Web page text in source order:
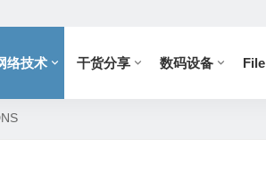
络技术 干货分享 数码设备